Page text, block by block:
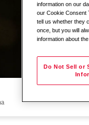
information on our
our Cookie Consent
tell us whether they
once, but you will
information about
Do Not Sell or